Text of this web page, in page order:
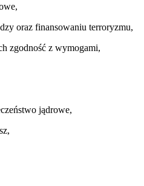
oraz finansowaniu terroryzmu,
zgodność z wymogami,
jądrowe,